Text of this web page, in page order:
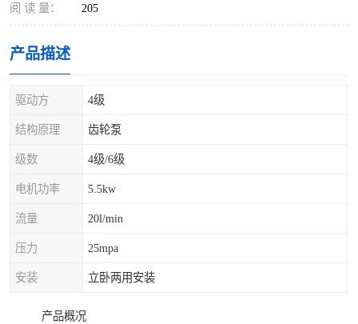
阅 读 量： 205
产品描述
驱动方 4级
结构原理 齿轮泵
级数 4级/6级
电机功率 5.5kw
流量 20l/min
压力 25mpa
安装 立卧两用安装
产品概况